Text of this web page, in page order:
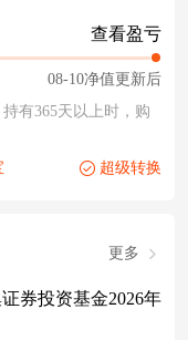
查看盈亏
08-10净值更新后
有365天以上时，购
超级转换
更多
券投资基金2026年